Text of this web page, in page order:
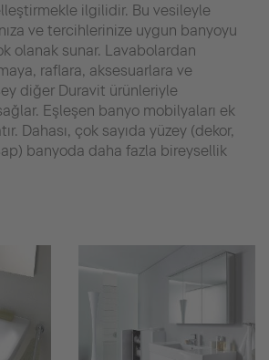
ilgilidir. Bu vesileyle
ve tercihlerinize uygun banyoyu
olanak sunar. Lavabolardan
raflara, aksesuarlara ve
diğer Duravit ürünleriyle
Eşleşen banyo mobilyaları ek
Dahası, çok sayıda yüzey (dekor,
banyoda daha fazla bireysellik